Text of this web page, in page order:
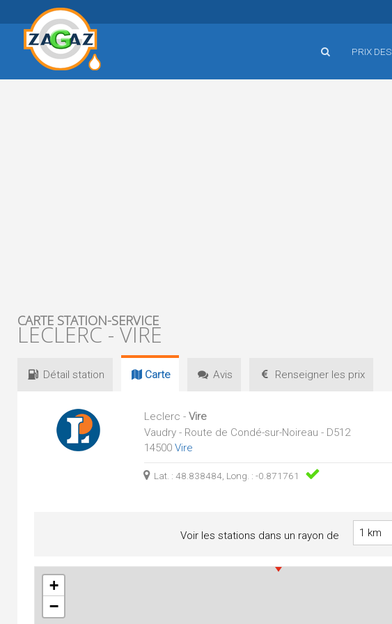
PRIX
CARTE STATION-SERVICE
LECLERC - VIRE
Détail station Carte Avis Renseigner les prix
Leclerc - Vire
Vaudry - Route de Condé-sur-Noireau - D512
14500 Vire
Lat. : 48.838484, Long. : -0.871761
Voir les stations dans un rayon de
+
−